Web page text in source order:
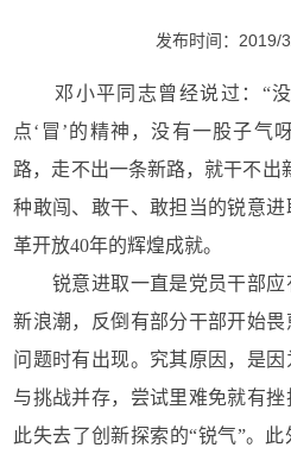
发布时间：2019/
邓小平同志曾经说过：“没
点‘冒’的精神，没有一股子气
路，走不出一条新路，就干不出
种敢闯、敢干、敢担当的锐意
革开放40年的辉煌成就。
锐意进取一直是党员干部应
新浪潮，反倒有部分干部开始
问题时有出现。究其原因，是
与挑战并存，尝试里难免就有
此失去了创新探索的“锐气”。